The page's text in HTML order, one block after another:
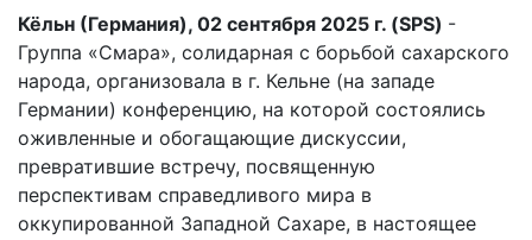
Кёльн (Германия), 02 сентября 2025 г. (SPS) -
Группа «Смара», солидарная с борьбой сахарского
народа, организовала в г. Кельне (на западе
Германии) конференцию, на которой состоялись
оживленные и обогащающие дискуссии,
превратившие встречу, посвященную
перспективам справедливого мира в
оккупированной Западной Сахаре, в настоящее